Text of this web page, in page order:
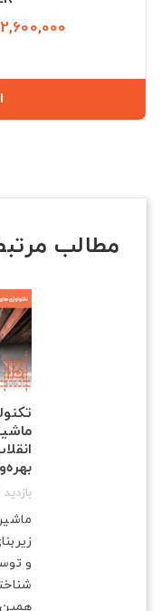
12,600,000
مطالب
903 بازدید
و